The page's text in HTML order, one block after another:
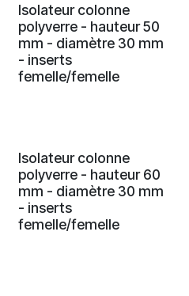
Isolateur colonne
polyverre - hauteur 50
mm - diamètre 30 mm
- inserts
femelle/femelle
Isolateur colonne
polyverre - hauteur 60
mm - diamètre 30 mm
- inserts
femelle/femelle